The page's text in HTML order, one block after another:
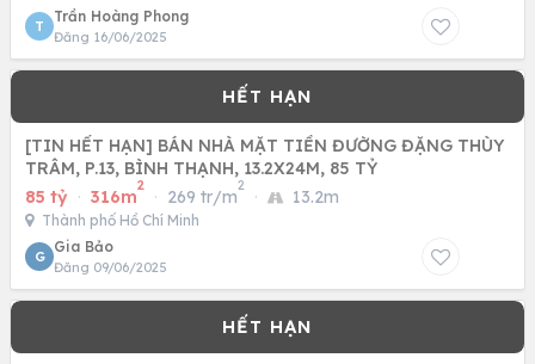
T
Trần Hoàng Phong
Đăng 16/06/2025
[TIN HẾT HẠN] BÁN NHÀ MẶT TIỀN ĐƯỜNG ĐẶNG THÙY
TRÂM, P.13, BÌNH THẠNH, 13.2X24M, 85 TỶ
85 tỷ · 316m
2
· 269 tr/m
2
· 13.2m
Thành phố Hồ Chí Minh
G
Gia Bảo
Đăng 09/06/2025